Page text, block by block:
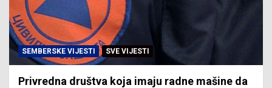
SEMBERSKE VIJESTI SVE VIJESTI
Privredna društva koja imaju radne mašine da